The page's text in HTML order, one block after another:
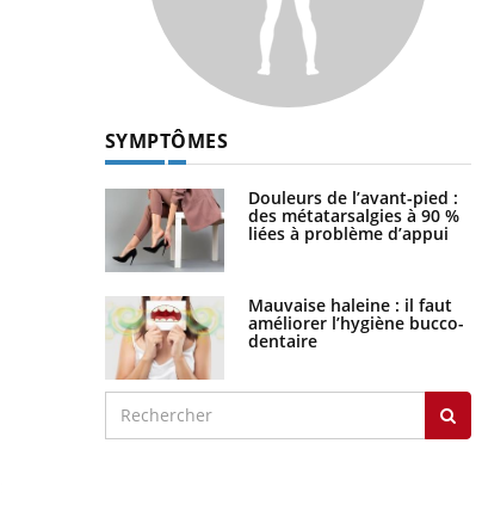
SYMPTÔMES
Douleurs de l’avant-pied :
des métatarsalgies à 90 %
liées à problème d’appui
Mauvaise haleine : il faut
améliorer l’hygiène bucco-
dentaire